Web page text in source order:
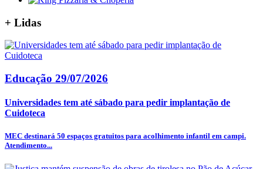
+ Lidas
Educação 29/07/2026
Universidades tem até sábado para pedir implantação de
Cuidoteca
MEC destinará 50 espaços gratuitos para acolhimento infantil em campi.
Atendimento...